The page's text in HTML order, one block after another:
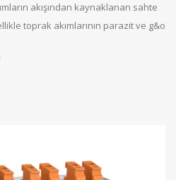
akışından kaynaklanan sahte
toprak akımlarının parazit ve g&o